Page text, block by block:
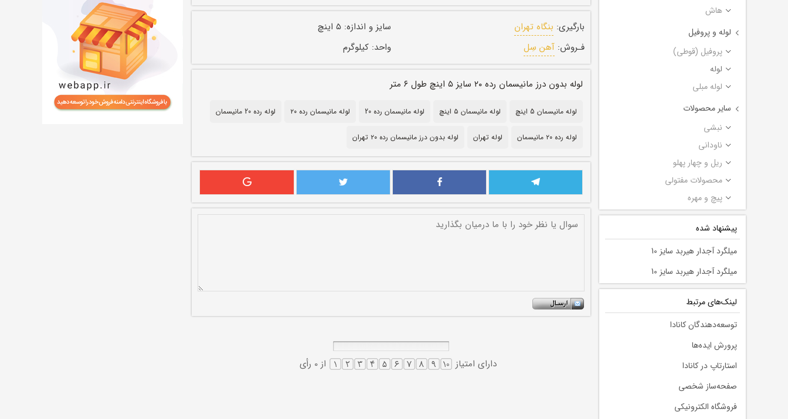
هاش
لوله و پروفیل
پروفیل (قوطی)
لوله
لوله مبلی
سایر محصولات
نبشی
ناودانی
ریل و چهار پهلو
محصولات مفتولی
پیچ و مهره
پیشنهاد شده
میلگرد آجدار هیربد سایز 10
میلگرد آجدار هیربد سایز 10
لينك‌های مرتبط
توسعه‌دهندگان کانادا
پرورش ایده‌ها
استارتاپ در کانادا
صفحه‌ساز شخصی
فروشگاه الکترونیکی
بارگیری: بنگاه تهران
فـروش: آهن سِل
سایز و اندازه: ۵ اینچ
واحد: کیلوگرم
لوله بدون درز مانیسمان رده ۲۰ سایز ۵ اینچ طول ۶ متر
لوله مانیسمان 5 اینچ لوله مانیسمان ۵ اینچ لوله مانیسمان رده 20 لوله مانیسمان رده ۲۰ لوله رده 20 مانیسمان
لوله رده ۲۰ مانیسمان لوله تهران لوله بدون درز مانیسمان رده ۲۰ تهران
دارای امتیاز از 0 رأی